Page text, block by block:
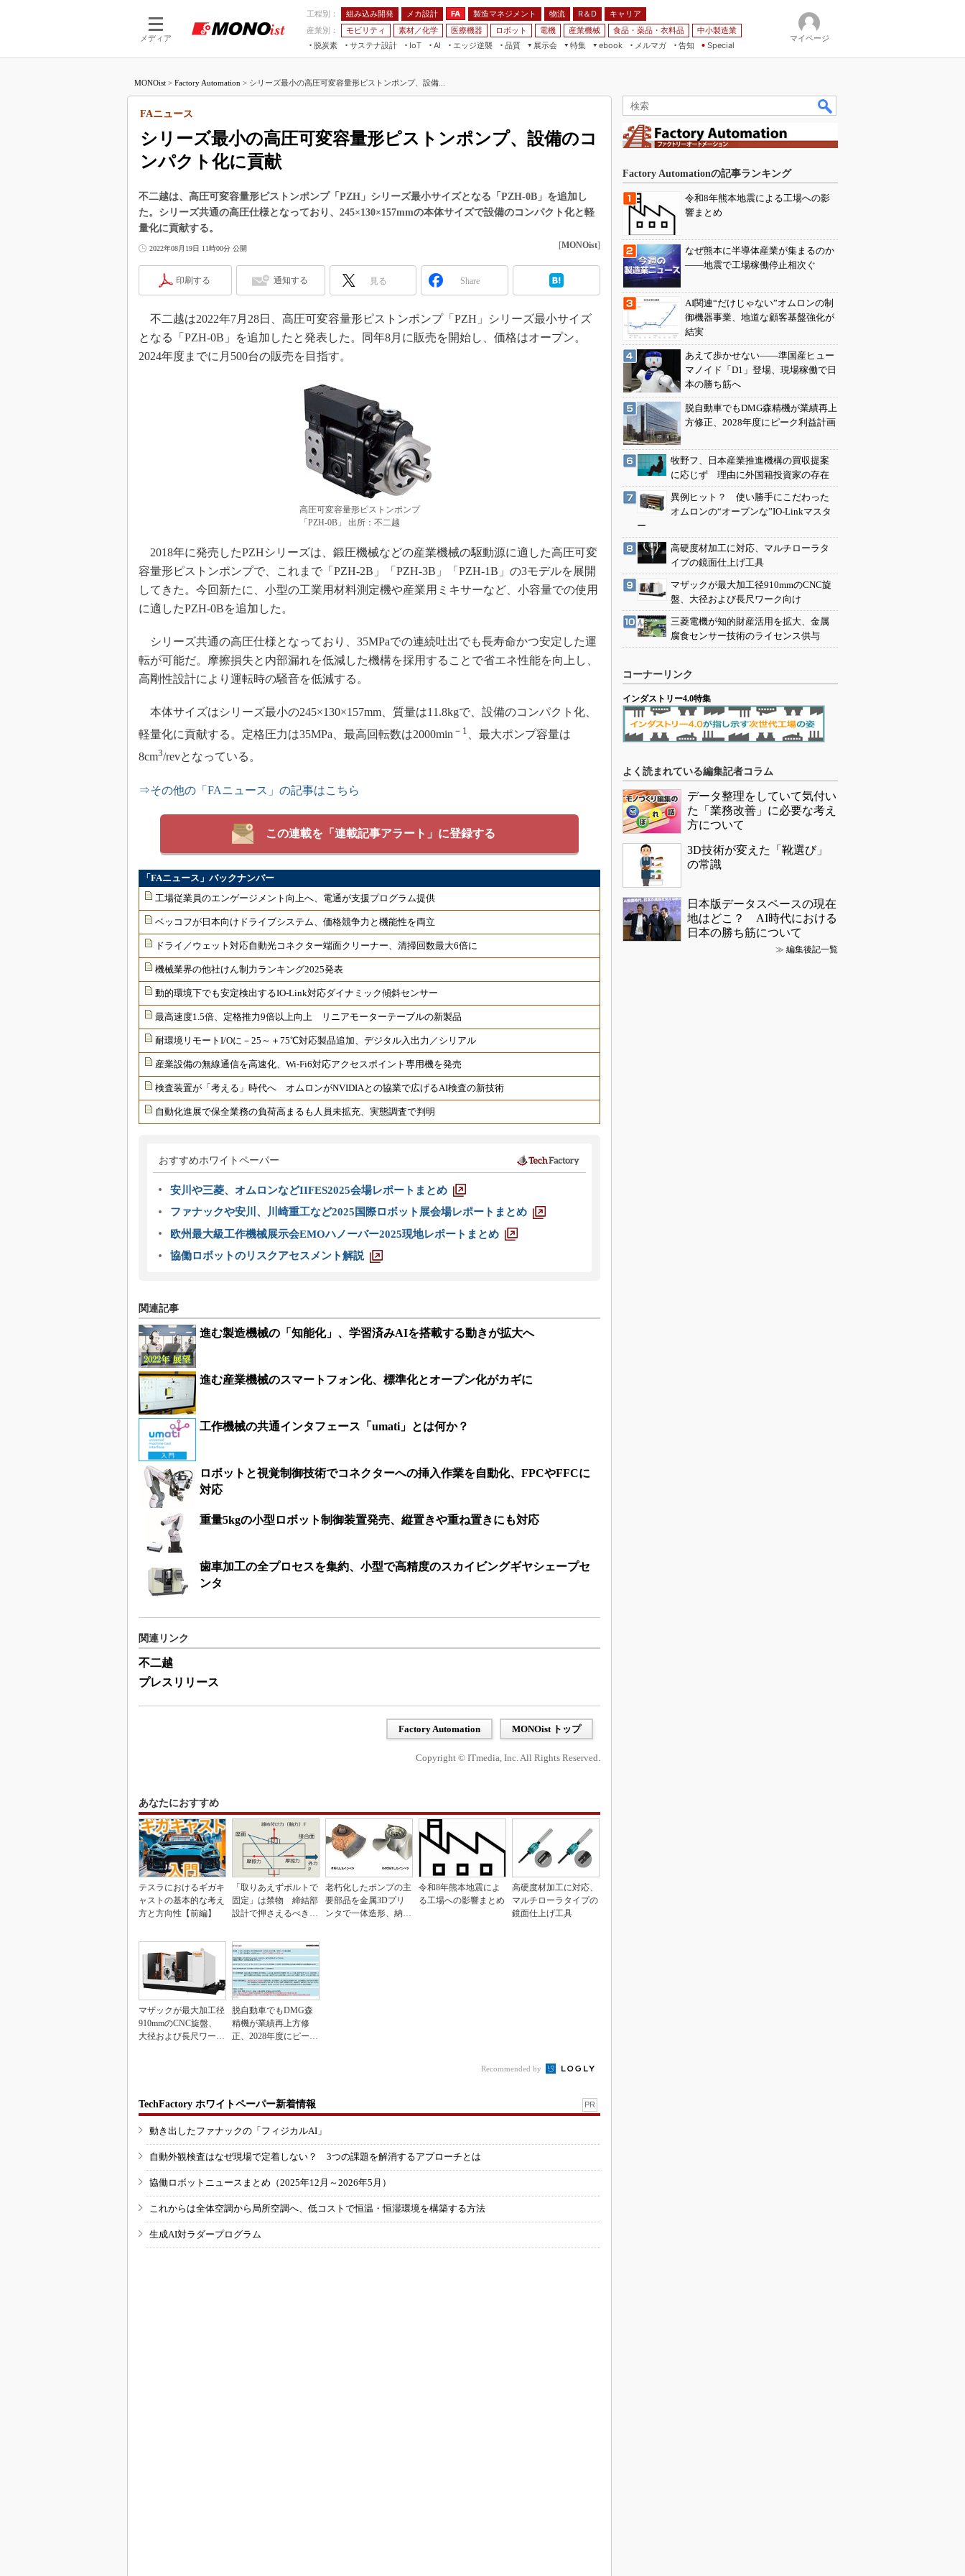
メディア
工程別： 組み込み開発 メカ設計 FA 製造マネジメント 物流 R＆D
キャリア
産業別：
モビリティ 素材／化学 医療機器 ロボット 電機 産業機械 食品・薬品・衣料品
中小製造業
脱炭素
サステナ設計
IoT
つながる工場
AI
AI×設備保全
エッジ逆襲 品質
展示会
JIMTOF
IIFES
TECHNO-FRONTIER
EdgeTech+
日本ものづくりワールド
AUTOMOTIVE WORLD
産業オープンネット展
特集
つながるクルマ
組み込み画像技術
組み込みモデリング
ISO26262
3Dプリンタ
メイドインジャパン
植物工場
グローバル設計・開発
制御セキュリティ
新型コロナへの対応
ebook
メルマガ
告知 Special
マイページ
MONOist > Factory Automation > シリーズ最小の高圧可変容量形ピストンポンプ、設備...
シリーズ最小の高圧可変容量形ピストンポンプ、設備のコ
ンパクト化に貢献
FAニュース
不二越は、高圧可変容量形ピストンポンプ「PZH」シリーズ最小サイズとなる「PZH-0B」を追加し
た。シリーズ共通の高圧仕様となっており、245×130×157mmの本体サイズで設備のコンパクト化と軽
量化に貢献する。
2022年08月19日 11時00分 公開 [MONOist]
印刷する 通知する 見る Share
不二越は2022年7月28日、高圧可変容量形ピストンポンプ「PZH」シリーズ最小サイズ
となる「PZH-0B」を追加したと発表した。同年8月に販売を開始し、価格はオープン。
2024年度までに月500台の販売を目指す。
高圧可変容量形ピストンポンプ
「PZH-0B」 出所：不二越
2018年に発売したPZHシリーズは、鍛圧機械などの産業機械の駆動源に適した高圧可変
容量形ピストンポンプで、これまで「PZH-2B」「PZH-3B」「PZH-1B」の3モデルを展開
してきた。今回新たに、小型の工業用材料測定機や産業用ミキサーなど、小容量での使用
に適したPZH-0Bを追加した。
シリーズ共通の高圧仕様となっており、35MPaでの連続吐出でも長寿命かつ安定した運
転が可能だ。摩擦損失と内部漏れを低減した機構を採用することで省エネ性能を向上し、
高剛性設計により運転時の騒音を低減する。
本体サイズはシリーズ最小の245×130×157mm、質量は11.8kgで、設備のコンパクト化、
軽量化に貢献する。定格圧力は35MPa、最高回転数は2000min －1
、最大ポンプ容量は
8cm3/revとなっている。
⇒その他の「FAニュース」の記事はこちら
この連載を「連載記事アラート」に登録する
「FAニュース」バックナンバー
工場従業員のエンゲージメント向上へ、電通が支援プログラム提供
ベッコフが日本向けドライブシステム、価格競争力と機能性を両立
ドライ／ウェット対応自動光コネクター端面クリーナー、清掃回数最大6倍に
機械業界の他社けん制力ランキング2025発表
動的環境下でも安定検出するIO-Link対応ダイナミック傾斜センサー
最高速度1.5倍、定格推力9倍以上向上 リニアモーターテーブルの新製品
耐環境リモートI/Oに－25～＋75℃対応製品追加、デジタル入出力／シリアル
産業設備の無線通信を高速化、Wi-Fi6対応アクセスポイント専用機を発売
検査装置が「考える」時代へ オムロンがNVIDIAとの協業で広げるAI検査の新技術
自動化進展で保全業務の負荷高まるも人員未拡充、実態調査で判明
おすすめホワイトペーパー
安川や三菱、オムロンなどIIFES2025会場レポートまとめ
ファナックや安川、川崎重工など2025国際ロボット展会場レポートまとめ
欧州最大級工作機械展示会EMOハノーバー2025現地レポートまとめ
協働ロボットのリスクアセスメント解説
関連記事
進む製造機械の「知能化」、学習済みAIを搭載する動きが拡大へ
進む産業機械のスマートフォン化、標準化とオープン化がカギに
工作機械の共通インタフェース「umati」とは何か？
ロボットと視覚制御技術でコネクターへの挿入作業を自動化、FPCやFFCに
対応
重量5kgの小型ロボット制御装置発売、縦置きや重ね置きにも対応
歯車加工の全プロセスを集約、小型で高精度のスカイビングギヤシェープセ
ンタ
関連リンク
不二越
プレスリリース
Factory Automation MONOist トップ
Copyright © ITmedia, Inc. All Rights Reserved.
あなたにおすすめ
テスラにおけるギガキ
ャストの基本的な考え
方と方向性【前編】
「取りあえずボルトで
固定」は禁物 締結部
設計で押さえるべき基
老朽化したポンプの主
要部品を金属3Dプリ
ンタで一体造形、納期
令和8年熊本地震によ
る工場への影響まとめ
高硬度材加工に対応、
マルチローラタイプの
鏡面仕上げ工具
マザックが最大加工径
910mmのCNC旋盤、
大径および長尺ワーク
脱自動車でもDMG森
精機が業績再上方修
正、2028年度にピーク
Recommended by
TechFactory ホワイトペーパー新着情報 PR
動き出したファナックの「フィジカルAI」
自動外観検査はなぜ現場で定着しない？ 3つの課題を解消するアプローチとは
協働ロボットニュースまとめ（2025年12月～2026年5月）
これからは全体空調から局所空調へ、低コストで恒温・恒湿環境を構築する方法
生成AI対ラダープログラム
Factory Automationの記事ランキング
令和8年熊本地震による工場への影
響まとめ
なぜ熊本に半導体産業が集まるのか
――地震で工場稼働停止相次ぐ
AI関連“だけじゃない”オムロンの制
御機器事業、地道な顧客基盤強化が
結実
あえて歩かせない――準国産ヒュー
マノイド「D1」登場、現場稼働で日
本の勝ち筋へ
脱自動車でもDMG森精機が業績再上
方修正、2028年度にピーク利益計画
牧野フ、日本産業推進機構の買収提案
に応じず 理由に外国籍投資家の存在
異例ヒット？ 使い勝手にこだわった
オムロンの“オープンな”IO-Linkマスタ
ー
高硬度材加工に対応、マルチローラタ
イプの鏡面仕上げ工具
マザックが最大加工径910mmのCNC旋
盤、大径および長尺ワーク向け
三菱電機が知的財産活用を拡大、金属
腐食センサー技術のライセンス供与
コーナーリンク
インダストリー4.0特集
よく読まれている編集記者コラム
データ整理をしていて気付い
た「業務改善」に必要な考え
方について
3D技術が変えた「靴選び」
の常識
日本版データスペースの現在
地はどこ？ AI時代における
日本の勝ち筋について
≫ 編集後記一覧